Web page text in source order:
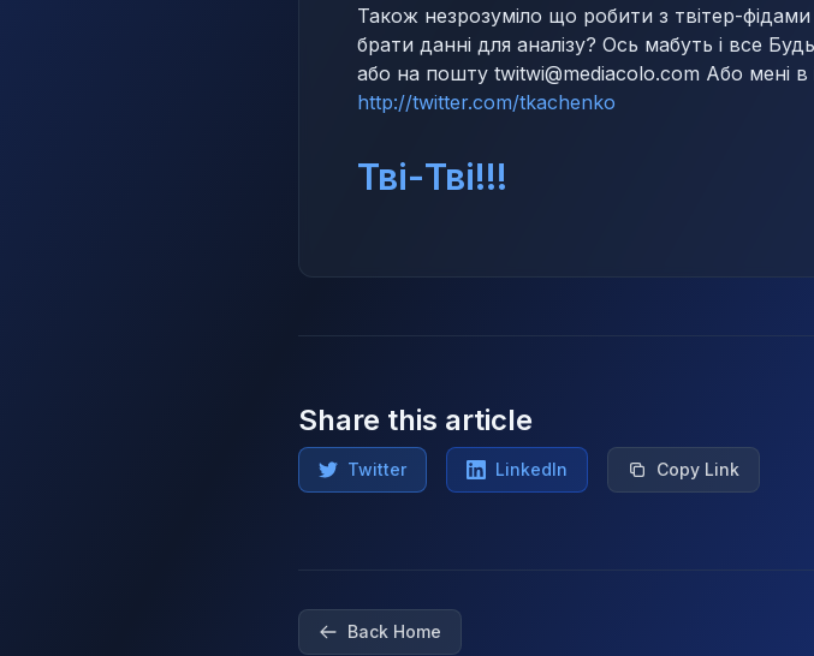
Також незрозуміло що робити з твітер-
брати данні для аналізу? Ось мабуть і все
або на пошту twitwi@mediacolo.com Або мені в
http://twitter.com/tkachenko
Тві-Тві!!!
Share this article
Twitter LinkedIn Copy Link
Back Home